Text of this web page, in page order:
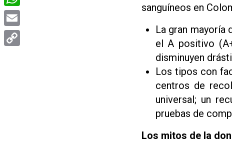
sanguíneos en
La gran mayoría
el A positivo
disminuyen
Los tipos con
centros de
universal; un
pruebas de
Los mitos de la
WhatsApp
Email